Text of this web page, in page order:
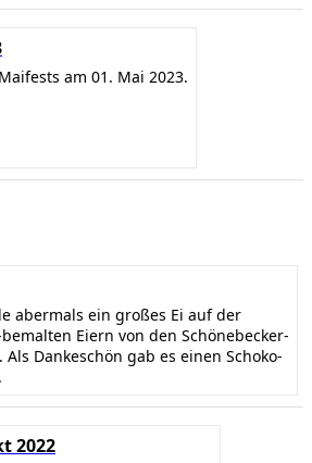
am 01. Mai 2023.
abermals ein großes Ei auf der
Eiern von den Schönebecker-
Dankeschön gab es einen Schoko-
2022